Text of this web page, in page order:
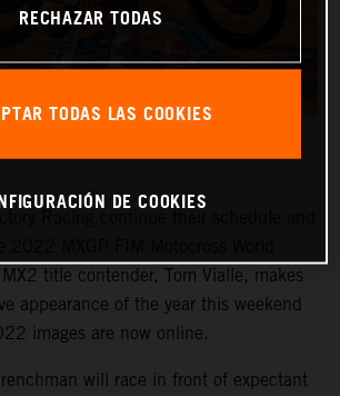
title contender, Tom Vialle, makes
appearance of the year this weekend
images are now online.
will race in front of expectant
RECHAZAR TODAS
TODAS LAS COOKIES
DE COOKIES